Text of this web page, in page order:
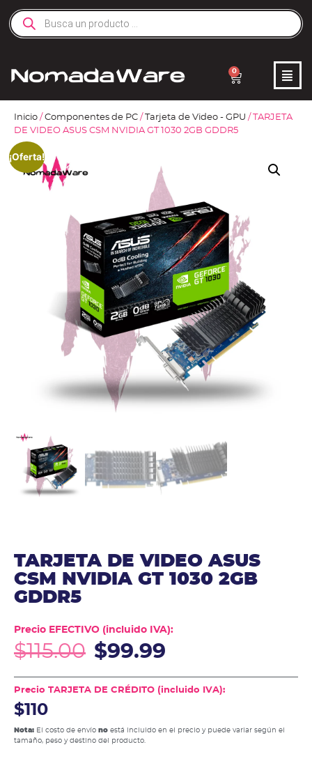
0
Inicio / Componentes de PC / Tarjeta de Video - GPU / TARJETA
DE VIDEO ASUS CSM NVIDIA GT 1030 2GB GDDR5
¡Oferta!
TARJETA DE VIDEO ASUS
CSM NVIDIA GT 1030 2GB
GDDR5
Precio EFECTIVO (incluido IVA):
$115.00 $99.99
Precio TARJETA DE CRÉDITO (incluido IVA):
$110
Nota: El costo de envío no está incluido en el precio y puede variar según el
tamaño, peso y destino del producto.